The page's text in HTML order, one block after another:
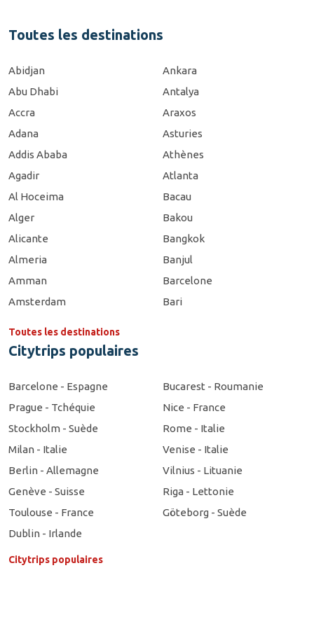
Toutes les destinations
Abidjan
Abu Dhabi
Accra
Adana
Addis Ababa
Agadir
Al Hoceima
Alger
Alicante
Almeria
Amman
Amsterdam
Ankara
Antalya
Araxos
Asturies
Athènes
Atlanta
Bacau
Bakou
Bangkok
Banjul
Barcelone
Bari
Toutes les destinations
Citytrips populaires
Barcelone - Espagne
Prague - Tchéquie
Stockholm - Suède
Milan - Italie
Berlin - Allemagne
Genève - Suisse
Toulouse - France
Dublin - Irlande
Bucarest - Roumanie
Nice - France
Rome - Italie
Venise - Italie
Vilnius - Lituanie
Riga - Lettonie
Göteborg - Suède
Citytrips populaires